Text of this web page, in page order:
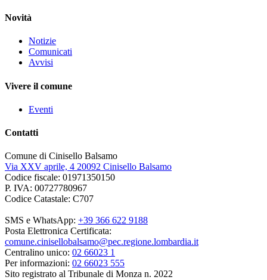
Novità
Notizie
Comunicati
Avvisi
Vivere il comune
Eventi
Contatti
Comune di Cinisello Balsamo
Via XXV aprile, 4 20092 Cinisello Balsamo
Codice fiscale: 01971350150
P. IVA: 00727780967
Codice Catastale: C707
SMS e WhatsApp: +39 366 622 9188
Posta Elettronica Certificata:
comune.cinisellobalsamo@pec.regione.lombardia.it
Centralino unico: 02 66023 1
Per informazioni: 02 66023 555
Sito registrato al Tribunale di Monza n. 2022